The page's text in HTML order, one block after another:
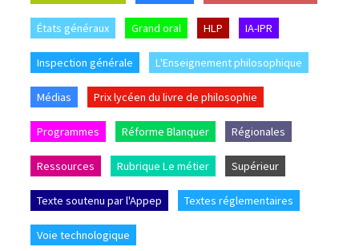
États généraux Grand oral HLP IA-IPR
Inspection générale L'Enseignement philosophique
Médias Prix lycéen du livre de philosophie
Programmes Réforme Blanquer Régionales
Ressources Rubrique Le métier Supérieur
Texte soutenu par l'Appep Textes réglementaires
Voie technologique